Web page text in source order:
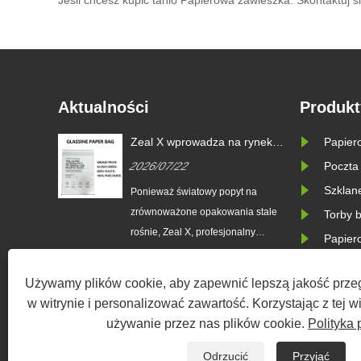
Używamy plików cookie, aby zapewnić lepszą jakość
w witrynie i personalizować zawartość. Korzystając z tej
używanie przez nas plików cookie. Polityka
Odrzucić Przyjąć
Aktualności
dla
zakresie
Zeal X wprowadza na rynek
papierowe z włókna szklanego,
aby pomóc światowym markom
zastąpić jednorazowe
2026/07/22
Ponieważ światowy popyt na
zrównoważone opakowania stale
rośnie, Zeal X, profesjonalny
producent opakowań ekologicznych,
ulepszoną serię niestandardowych
Zaprojektowany jako doskonała
alternatywa dla tradycyjnych toreb
Poczta
Torby
Prawa autorskie © 2023 Zeal X